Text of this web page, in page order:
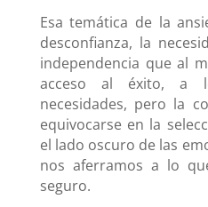
Esa temática de la
desconfianza, la
independencia que al
acceso al éxito, a
necesidades, pero la
equivocarse en la
el lado oscuro de las
nos aferramos a lo
seguro.